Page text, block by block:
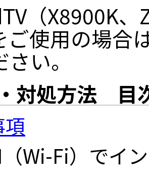
（X8900K
ご使用の場合
い。
対処方法 目
Wi-Fi）でイ